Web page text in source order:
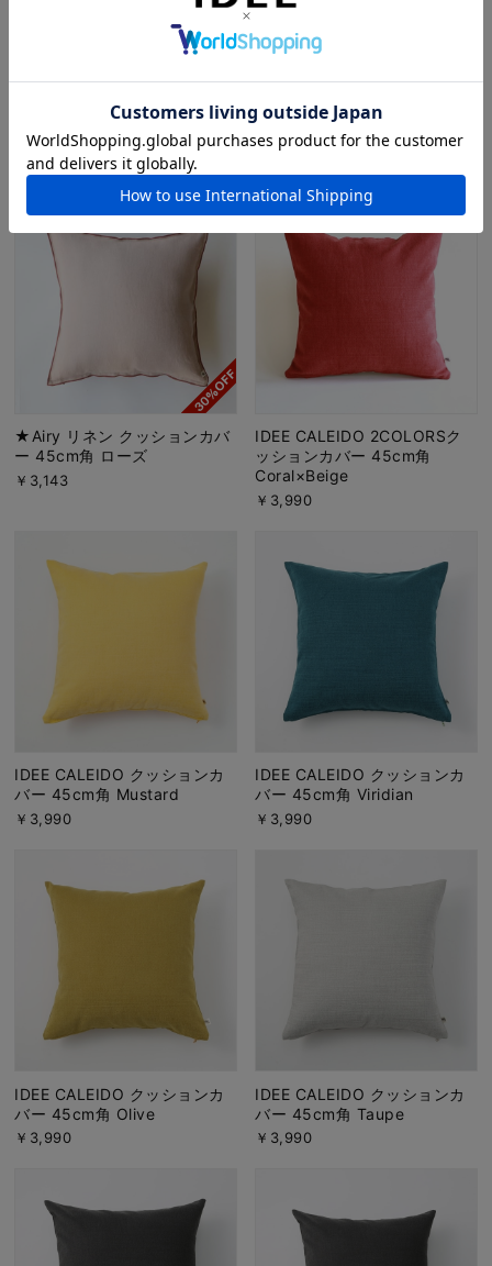
BARiNE ブランケット
100×120 ブルー
￥5,990
BARiNE ブランケット
100×120 ピンク
★Airy リネン クッションカバ
ー 45cm角 ローズ
￥3,143
IDEE CALEIDO 2COLORSク
ッションカバー 45cm角
Coral×Beige
￥3,990
IDEE CALEIDO クッションカ
バー 45cm角 Mustard
￥3,990
IDEE CALEIDO クッションカ
バー 45cm角 Viridian
￥3,990
IDEE CALEIDO クッションカ
バー 45cm角 Olive
￥3,990
IDEE CALEIDO クッションカ
バー 45cm角 Taupe
￥3,990